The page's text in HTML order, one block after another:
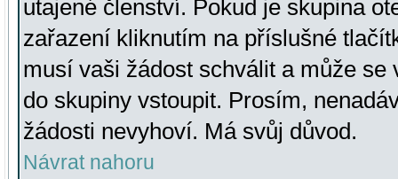
utajené členství. Pokud je skupina
zařazení kliknutím na příslušné
musí vaši žádost schválit a může se
do skupiny vstoupit. Prosím,
žádosti nevyhoví. Má svůj důvod.
Návrat nahoru